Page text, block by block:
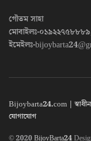
গৌতম সাহা
মোবাইলঃ-
ইমেইলঃ-
Bijoybarta24.com |
যোগাযোগ
© 2020BijoyBarta24